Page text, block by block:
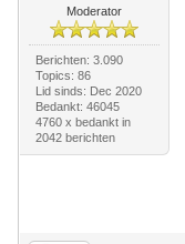
Moderator
Berichten: 3.090
Topics: 86
Lid sinds: Dec 2020
Bedankt: 46045
4760 x bedankt in
2042 berichten